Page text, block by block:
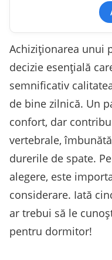
Achiziționarea unui
decizie esențială
semnificativ
de bine zilnică. Un
confort, dar
vertebrale,
durerile de spate.
alegere, este
considerare. Iată
ar trebui să le
pentru dormitor!